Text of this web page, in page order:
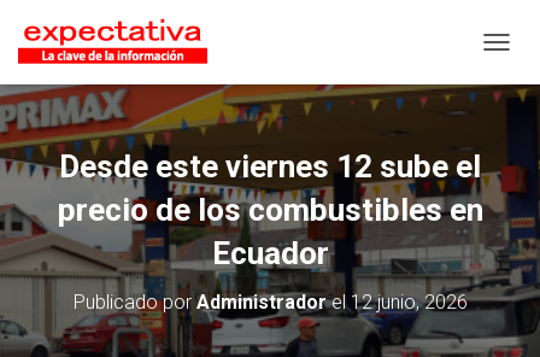
Desde este viernes 12 sube el
precio de los combustibles en
Ecuador
Publicado porAdministradorel12 junio, 2026